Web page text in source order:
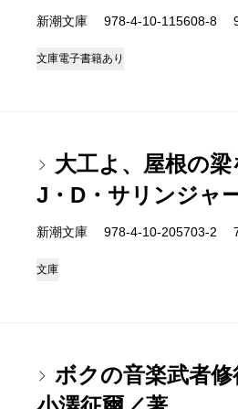
新潮文庫 978-4-10-115608-8
文庫電子書籍あり
大工よ、屋根の
J・D・サリンジャ
新潮文庫 978-4-10-205703-2
文庫
ボクの音楽武者修